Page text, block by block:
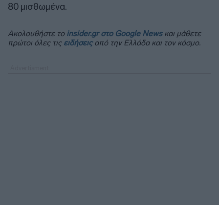
80 μισθωμένα.
Ακολουθήστε το insider.gr στο Google Newsκαι μάθετε
πρώτοι όλες τις ειδήσειςαπό την Ελλάδα και τον κόσμο.